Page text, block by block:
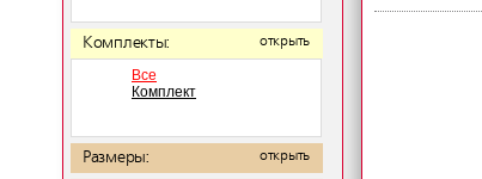
Комплекты: открыть
Все
Комплект
Размеры: открыть